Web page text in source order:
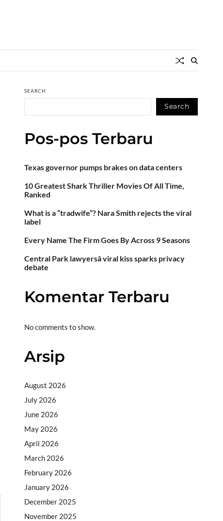
SEARCH
Search
Pos-pos Terbaru
Texas governor pumps brakes on data centers
10 Greatest Shark Thriller Movies Of All Time,
Ranked
What is a “tradwife”? Nara Smith rejects the viral
label
Every Name The Firm Goes By Across 9 Seasons
Central Park lawyersâ viral kiss sparks privacy
debate
Komentar Terbaru
No comments to show.
Arsip
August 2026
July 2026
June 2026
May 2026
April 2026
March 2026
February 2026
January 2026
December 2025
November 2025